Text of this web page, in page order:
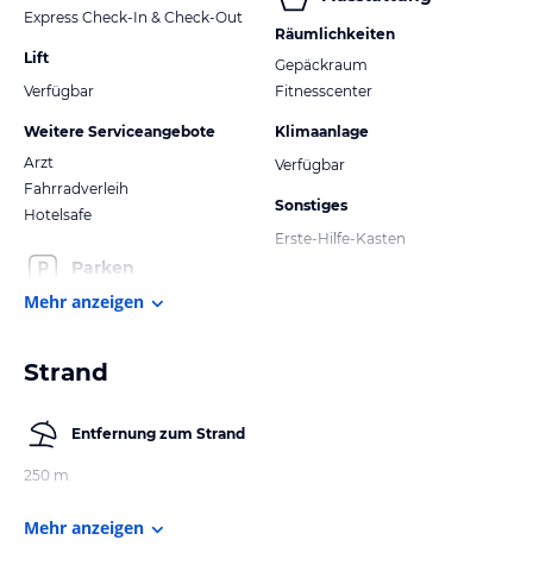
Express Check-In & Check-Out
Lift
Verfügbar
Weitere Serviceangebote
Arzt
Fahrradverleih
Hotelsafe
Parken
Räumlichkeiten
Gepäckraum
Fitnesscenter
Klimaanlage
Verfügbar
Sonstiges
Erste-Hilfe-Kasten
Mehr anzeigen
Strand
Entfernung zum Strand
250 m
Mehr anzeigen